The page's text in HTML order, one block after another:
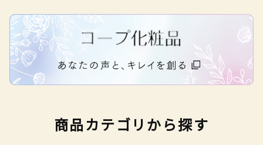
商品カテゴリから探す